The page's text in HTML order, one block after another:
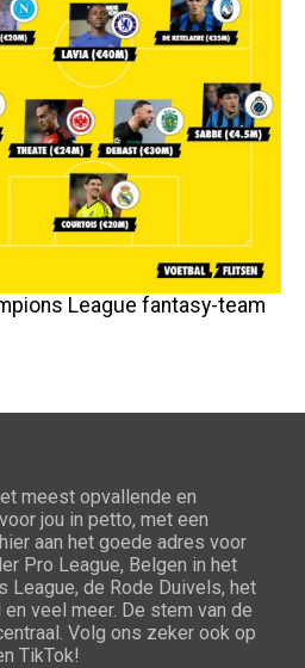
League fantasy-team
meest opvallende en
jou in petto, met een
aan het goede adres voor
Pro League, Belgen in het
League, de Rode Duivels, het
veel meer. De stem van de
Volg ons zeker ook op
TikTok!